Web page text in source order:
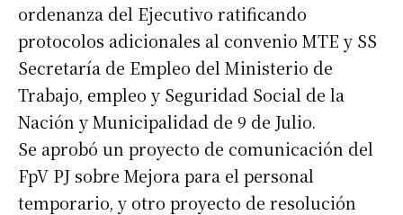
ordenanza del Ejecutivo ratificando
protocolos adicionales al convenio MTE y SS
Secretaría de Empleo del Ministerio de
Trabajo, empleo y Seguridad Social de la
Nación y Municipalidad de 9 de Julio.
Se aprobó un proyecto de comunicación del
FpV PJ sobre Mejora para el personal
temporario, y otro proyecto de resolución